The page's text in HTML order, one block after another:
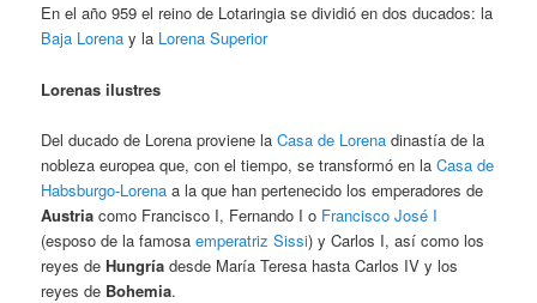
En el año 959 el reino de Lotaringia se dividió en dos ducados: la
Baja Lorena y la Lorena Superior
Lorenas ilustres
Del ducado de Lorena proviene laCasa de Lorena dinastía de la
nobleza europea que, con el tiempo, se transformó en laCasa de
Habsburgo-Lorena a la que han pertenecido los emperadores de
Austria como Francisco I, Fernando I o Francisco José I
(esposo de la famosaemperatriz Sissi) y Carlos I, así como los
reyes deHungría desde María Teresa hasta Carlos IV y los
reyes de Bohemia.